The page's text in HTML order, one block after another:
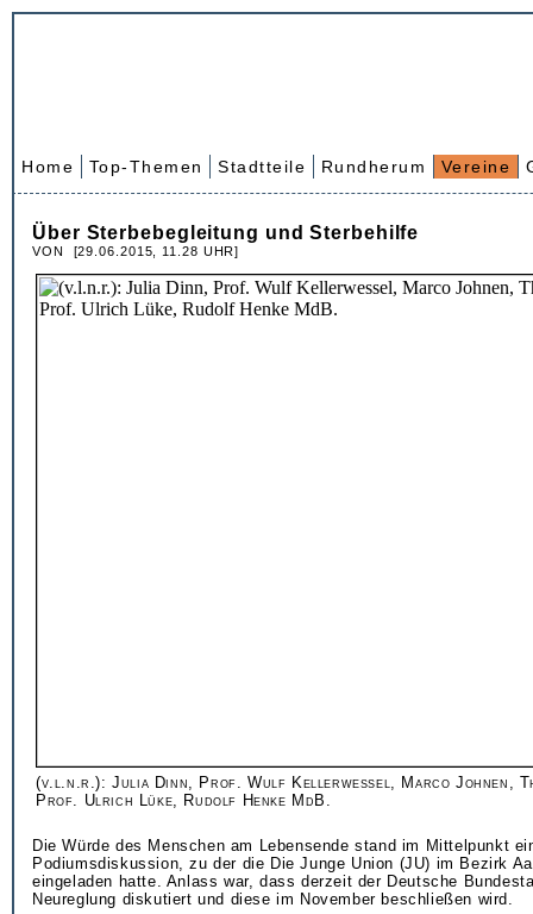
Home Top-Themen Stadtteile Rundherum Vereine
Über Sterbebegleitung und Sterbehilfe
VON [29.06.2015, 11.28 UHR]
(v.l.n.r.): Julia Dinn, Prof. Wulf Kellerwessel, Marco Johnen,
Prof. Ulrich Lüke, Rudolf Henke MdB.
Die Würde des Menschen am Lebensende stand im Mittelpunkt
Podiumsdiskussion, zu der die Die Junge Union (JU) im Bezirk
eingeladen hatte. Anlass war, dass derzeit der Deutsche
Neureglung diskutiert und diese im November beschließen wird.